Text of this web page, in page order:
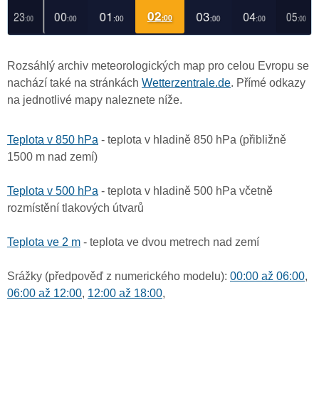
Rozsáhlý archiv meteorologických map pro celou Evropu se
nachází také na stránkách Wetterzentrale.de. Přímé odkazy
na jednotlivé mapy naleznete níže.
Teplota v 850 hPa - teplota v hladině 850 hPa (přibližně
1500 m nad zemí)
Teplota v 500 hPa - teplota v hladině 500 hPa včetně
rozmístění tlakových útvarů
Teplota ve 2 m - teplota ve dvou metrech nad zemí
Srážky (předpověď z numerického modelu): 00:00 až 06:00,
06:00 až 12:00, 12:00 až 18:00,